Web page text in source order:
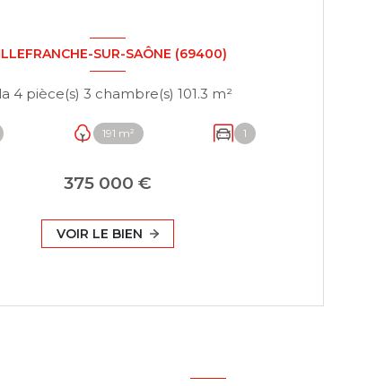
SUR-SAÔNE (69400)
Villa 4 pièce(s) 3 chambre(s) 101.3 m²
191 m² 1
375 000 €
VOIR LE BIEN